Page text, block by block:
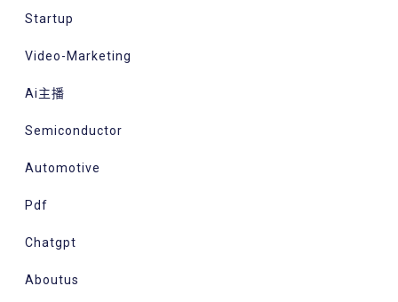
Startup
Video-Marketing
Ai主播
Semiconductor
Automotive
Pdf
Chatgpt
Aboutus